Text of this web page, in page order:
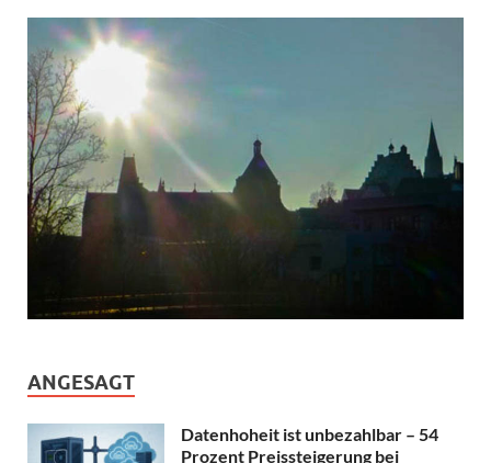
ANGESAGT
Datenhoheit ist unbezahlbar – 54
Prozent Preissteigerung bei